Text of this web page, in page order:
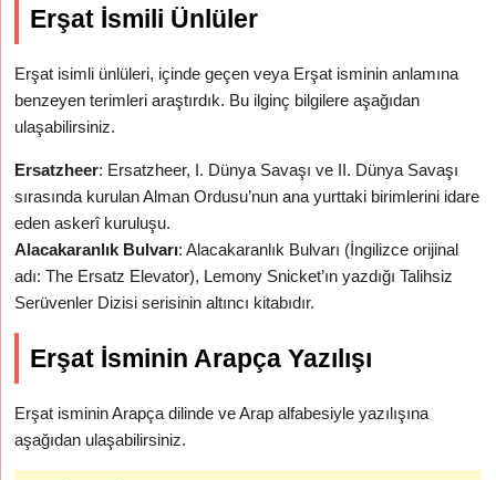
Erşat İsmili Ünlüler
Erşat isimli ünlüleri, içinde geçen veya Erşat isminin anlamına
benzeyen terimleri araştırdık. Bu ilginç bilgilere aşağıdan
ulaşabilirsiniz.
Ersatzheer: Ersatzheer, I. Dünya Savaşı ve II. Dünya Savaşı
sırasında kurulan Alman Ordusu’nun ana yurttaki birimlerini idare
eden askerî kuruluşu.
Alacakaranlık Bulvarı: Alacakaranlık Bulvarı (İngilizce orijinal
adı: The Ersatz Elevator), Lemony Snicket’ın yazdığı Talihsiz
Serüvenler Dizisi serisinin altıncı kitabıdır.
Erşat İsminin Arapça Yazılışı
Erşat isminin Arapça dilinde ve Arap alfabesiyle yazılışına
aşağıdan ulaşabilirsiniz.